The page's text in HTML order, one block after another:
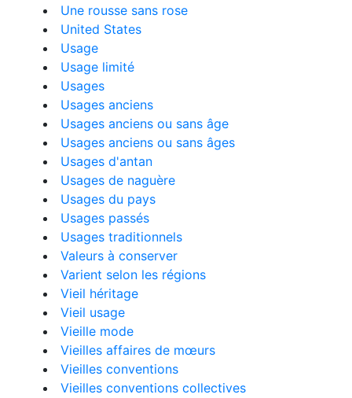
Une rousse sans rose
United States
Usage
Usage limité
Usages
Usages anciens
Usages anciens ou sans âge
Usages anciens ou sans âges
Usages d'antan
Usages de naguère
Usages du pays
Usages passés
Usages traditionnels
Valeurs à conserver
Varient selon les régions
Vieil héritage
Vieil usage
Vieille mode
Vieilles affaires de mœurs
Vieilles conventions
Vieilles conventions collectives